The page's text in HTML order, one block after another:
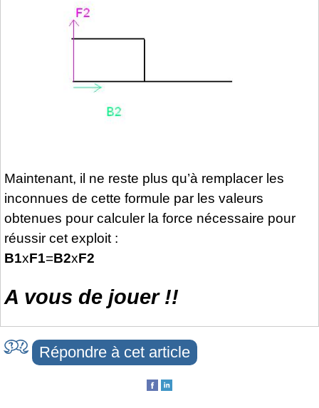
Maintenant, il ne reste plus qu’à remplacer les
inconnues de cette formule par les valeurs
obtenues pour calculer la force nécessaire pour
réussir cet exploit :
B1xF1=B2xF2
A vous de jouer !!
Répondre à cet article